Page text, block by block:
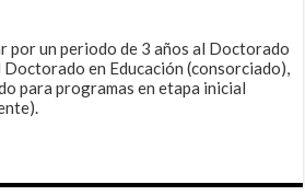
por un periodo de 3 años al Doctorado
en Educación (consorciado),
para programas en etapa inicial